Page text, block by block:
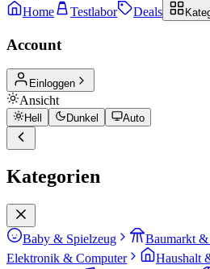
Home Testlabor Deals
Account
Einloggen
Ansicht
Hell Dunkel Auto
Kategorien
Baby & Spielzeug Baumarkt &
Elektronik & Computer
Haushalt